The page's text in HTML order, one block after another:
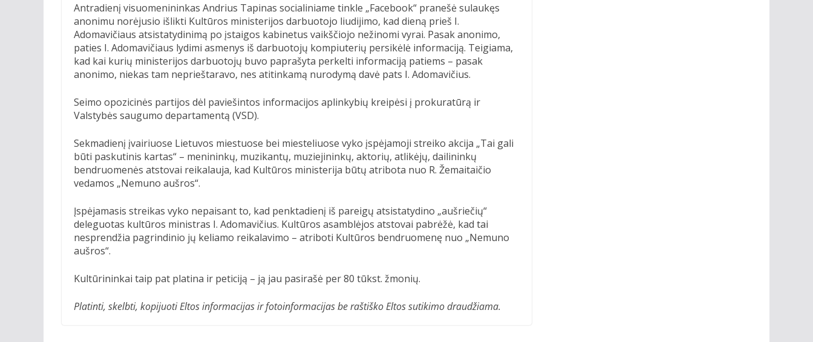
Antradienį visuomenininkas Andrius Tapinas socialiniame tinkle „Facebook“ pranešė sulaukęs
anonimu norėjusio išlikti Kultūros ministerijos darbuotojo liudijimo, kad dieną prieš I.
Adomavičiaus atsistatydinimą po įstaigos kabinetus vaikščiojo nežinomi vyrai. Pasak anonimo,
paties I. Adomavičiaus lydimi asmenys iš darbuotojų kompiuterių persikėlė informaciją. Teigiama,
kad kai kurių ministerijos darbuotojų buvo paprašyta perkelti informaciją patiems – pasak
anonimo, niekas tam neprieštaravo, nes atitinkamą nurodymą davė pats I. Adomavičius.
Seimo opozicinės partijos dėl paviešintos informacijos aplinkybių kreipėsi į prokuratūrą ir
Valstybės saugumo departamentą (VSD).
Sekmadienį įvairiuose Lietuvos miestuose bei miesteliuose vyko įspėjamoji streiko akcija „Tai gali
būti paskutinis kartas“ – menininkų, muzikantų, muziejininkų, aktorių, atlikėjų, dailininkų
bendruomenės atstovai reikalauja, kad Kultūros ministerija būtų atribota nuo R. Žemaitaičio
vedamos „Nemuno aušros“.
Įspėjamasis streikas vyko nepaisant to, kad penktadienį iš pareigų atsistatydino „aušriečių“
deleguotas kultūros ministras I. Adomavičius. Kultūros asamblėjos atstovai pabrėžė, kad tai
nesprendžia pagrindinio jų keliamo reikalavimo – atriboti Kultūros bendruomenę nuo „Nemuno
aušros“.
Kultūrininkai taip pat platina ir peticiją – ją jau pasirašė per 80 tūkst. žmonių.
Platinti, skelbti, kopijuoti Eltos informacijas ir fotoinformacijas be raštiško Eltos sutikimo draudžiama.